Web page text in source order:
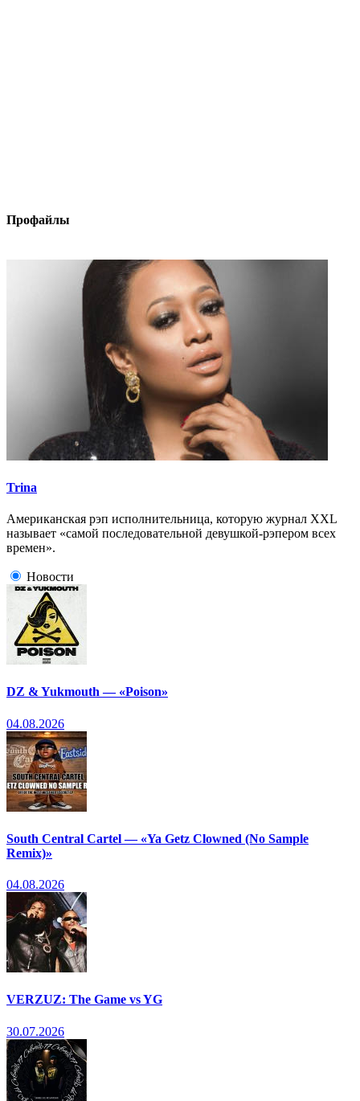
Профайлы
Trina
Американская рэп исполнительница, которую журнал XXL
называет «самой последовательной девушкой-рэпером всех
времен».
Новости
DZ & Yukmouth — «Poison»
04.08.2026
South Central Cartel — «Ya Getz Clowned (No Sample
Remix)»
04.08.2026
VERZUZ: The Game vs YG
30.07.2026